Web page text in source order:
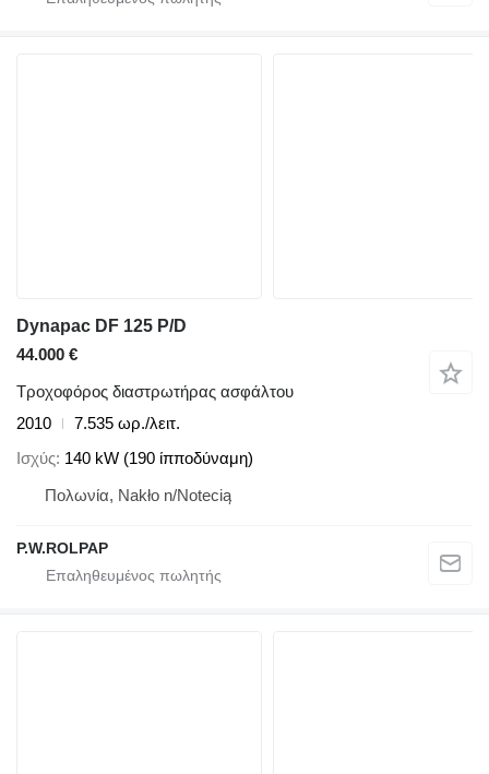
Dynapac DF 125 P/D
44.000 €
Τροχοφόρος διαστρωτήρας ασφάλτου
2010
7.535 ωρ./λειτ.
Ισχύς 140 kW (190 ίπποδύναμη)
Πολωνία, Nakło n/Notecią
P.W.ROLPAP